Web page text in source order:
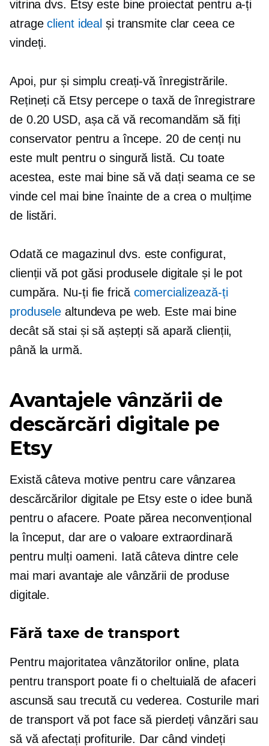
vitrina dvs. Etsy este bine proiectat pentru a-ți
atrageclient ideal și transmite clar ceea ce
vindeți.
Apoi, pur și simplu creați-vă înregistrările.
Rețineți că Etsy percepe o taxă de înregistrare
de 0.20 USD, așa că vă recomandăm să fiți
conservator pentru a începe. 20 de cenți nu
este mult pentru o singură listă. Cu toate
acestea, este mai bine să vă dați seama ce se
vinde cel mai bine înainte de a crea o mulțime
de listări.
Odată ce magazinul dvs. este configurat,
clienții vă pot găsi produsele digitale și le pot
cumpăra. Nu-ți fie frică comercializează-ți
produsele altundeva pe web. Este mai bine
decât să stai și să aștepți să apară clienții,
până la urmă.
Avantajele vânzării de
descărcări digitale pe
Etsy
Există câteva motive pentru care vânzarea
descărcărilor digitale pe Etsy este o idee bună
pentru o afacere. Poate părea neconvențional
la început, dar are o valoare extraordinară
pentru mulți oameni. Iată câteva dintre cele
mai mari avantaje ale vânzării de produse
digitale.
Fără taxe de transport
Pentru majoritatea vânzătorilor online, plata
pentru transport poate fi o cheltuială de afaceri
ascunsă sau trecută cu vederea. Costurile mari
de transport vă pot face să pierdeți vânzări sau
să vă afectați profiturile. Dar când vindeți